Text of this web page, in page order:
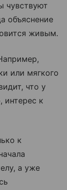
чувствуют
объяснение
живым.
или мягкого
что у
интерес к
к
а уже